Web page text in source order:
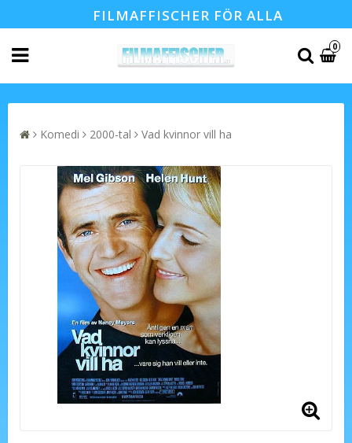
FILMAFFISCHER FÖR ALLA
0
Komedi 2000-tal Vad kvinnor vill ha